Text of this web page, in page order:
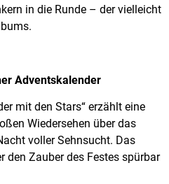
in die Runde – der vielleicht
Adventskalender
mit den Stars“ erzählt eine
Wiedersehen über das
voller Sehnsucht. Das
den Zauber des Festes spürbar